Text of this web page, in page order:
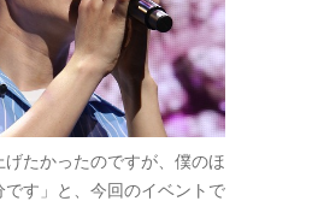
げたかったのですが、僕のほ
です」と、今回のイベントで